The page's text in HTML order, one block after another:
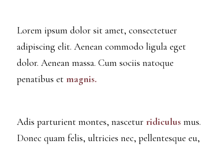
Lorem ipsum dolor sit amet, consectetuer
adipiscing elit. Aenean commodo ligula eget
dolor. Aenean massa. Cum sociis natoque
penatibus et magnis.
Adis parturient montes, nascetur ridiculus mus.
Donec quam felis, ultricies nec, pellentesque eu,